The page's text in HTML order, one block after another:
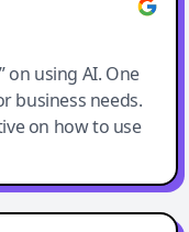
on using AI. One
business needs.
on how to use